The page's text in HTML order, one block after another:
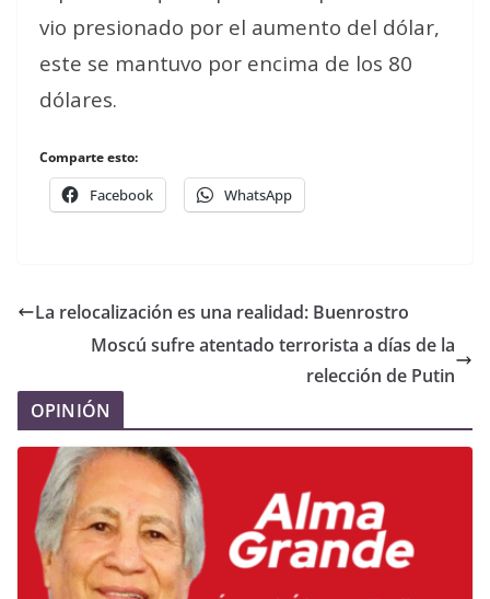
vio presionado por el aumento del dólar,
este se mantuvo por encima de los 80
dólares.
Comparte esto:
Facebook WhatsApp
La relocalización es una realidad: Buenrostro
Moscú sufre atentado terrorista a días de la
relección de Putin
OPINIÓN